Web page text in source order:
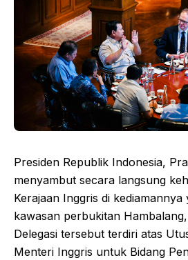
Presiden Republik Indonesia,
menyambut secara langsung
Kerajaan Inggris di
kawasan perbukitan
Delegasi tersebut terdiri atas
Menteri Inggris untuk Bidang